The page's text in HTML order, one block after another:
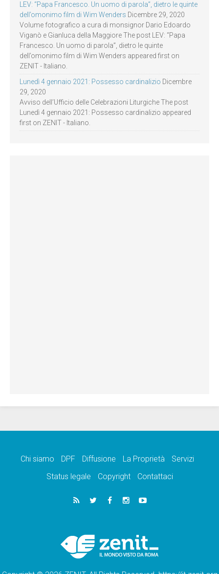
LEV: “Papa Francesco. Un uomo di parola”, dietro le quinte
dell’omonimo film di Wim Wenders Dicembre 29, 2020
Volume fotografico a cura di monsignor Dario Edoardo
Viganò e Gianluca della Maggiore The post LEV: “Papa
Francesco. Un uomo di parola”, dietro le quinte
dell’omonimo film di Wim Wenders appeared first on
ZENIT - Italiano.
Lunedì 4 gennaio 2021: Possesso cardinalizio Dicembre
29, 2020
Avviso dell’Ufficio delle Celebrazioni Liturgiche The post
Lunedì 4 gennaio 2021: Possesso cardinalizio appeared
first on ZENIT - Italiano.
Chi siamo DPF Diffusione La Proprietà
Servizi
Status legale
Copyright Contattaci